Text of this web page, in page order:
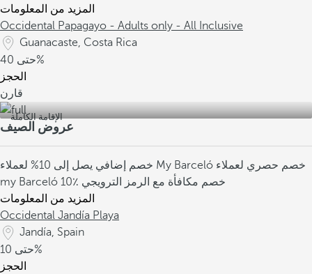
المزيد من المعلومات
Occidental Papagayo - Adults only - All Inclusive
Guanacaste, Costa Rica
حتى40%
الحجز
قارن
الإقامة الكاملة
عروض الصيف
خصم إضافي يصل إلى 10% لعملاء My Barceló خصم حصري لعملاء
my Barceló
10٪ خصم مكافأة مع الرمز الترويجي
المزيد من المعلومات
Occidental Jandía Playa
Jandía, Spain
حتى10%
الحجز